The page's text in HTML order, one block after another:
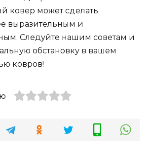
ковер может сделать
выразительным и
Следуйте нашим советам и
обстановку в вашем
ковров!